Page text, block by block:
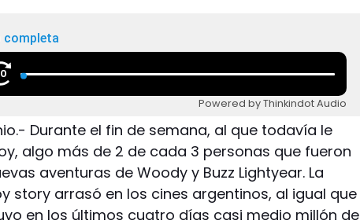
completa
Powered by Thinkindot Audio
Durante el fin de semana, al que todavía le
algo más de 2 de cada 3 personas que fueron
aventuras de Woody y Buzz Lightyear. La
story arrasó en los cines argentinos, al igual que
en los últimos cuatro días casi medio millón de